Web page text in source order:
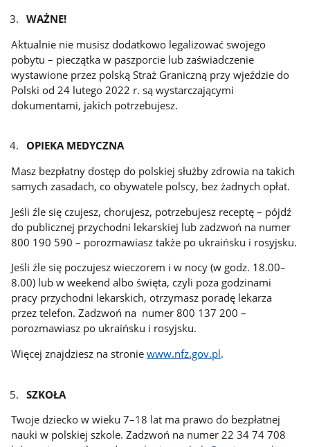
WAŻNE!
Aktualnie nie musisz dodatkowo legalizować swojego
pobytu – pieczątka w paszporcie lub zaświadczenie
wystawione przez polską Straż Graniczną przy wjeździe do
Polski od 24 lutego 2022 r. są wystarczającymi
dokumentami, jakich potrzebujesz.
OPIEKA MEDYCZNA
Masz bezpłatny dostęp do polskiej służby zdrowia na takich
samych zasadach, co obywatele polscy, bez żadnych opłat.
Jeśli źle się czujesz, chorujesz, potrzebujesz receptę – pójdź
do publicznej przychodni lekarskiej lub zadzwoń na numer
800 190 590 – porozmawiasz także po ukraińsku i rosyjsku.
Jeśli źle się poczujesz wieczorem i w nocy (w godz. 18.00–
8.00) lub w weekend albo święta, czyli poza godzinami
pracy przychodni lekarskich, otrzymasz poradę lekarza
przez telefon. Zadzwoń na numer 800 137 200 –
porozmawiasz po ukraińsku i rosyjsku.
Więcej znajdziesz na stroniewww.nfz.gov.pl.
SZKOŁA
Twoje dziecko w wieku 7–18 lat ma prawo do bezpłatnej
nauki w polskiej szkole. Zadzwoń na numer 22 34 74 708